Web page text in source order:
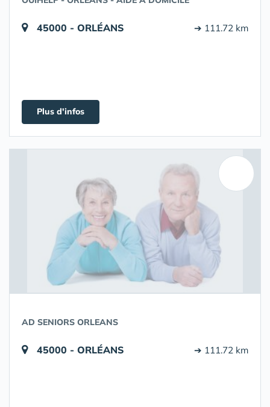
45000 - ORLÉANS ➔ 111.72 km
Plus d'infos
AD SENIORS ORLEANS
45000 - ORLÉANS ➔ 111.72 km